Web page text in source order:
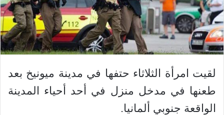
لقيت امرأة الثلاثاء حتفها في مدينة ميونيخ بعد
طعنها في مدخل منزل في أحد أحياء المدينة
الواقعة جنوبي ألمانيا.